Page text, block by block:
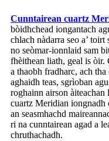
Cunntairean cuartz
bòidhchead iongantach
chlach nàdarra seo a’
no seòmar-ionnlaid sam
fhèithean liath, geal is òir.
a thaobh fradharc, ach
aghaidh teas, sgrìoban
roghainn airson
cuartz Meridian iongnadh
an seasmhachd
ri na cunntairean agad a
chruthachadh.